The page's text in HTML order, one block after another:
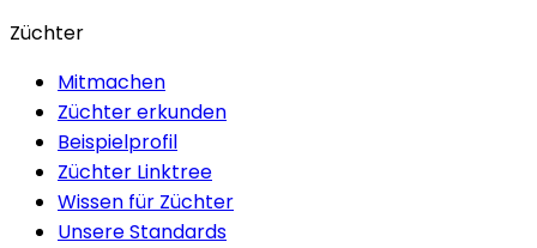
Züchter
Mitmachen
Züchter erkunden
Beispielprofil
Züchter Linktree
Wissen für Züchter
Unsere Standards